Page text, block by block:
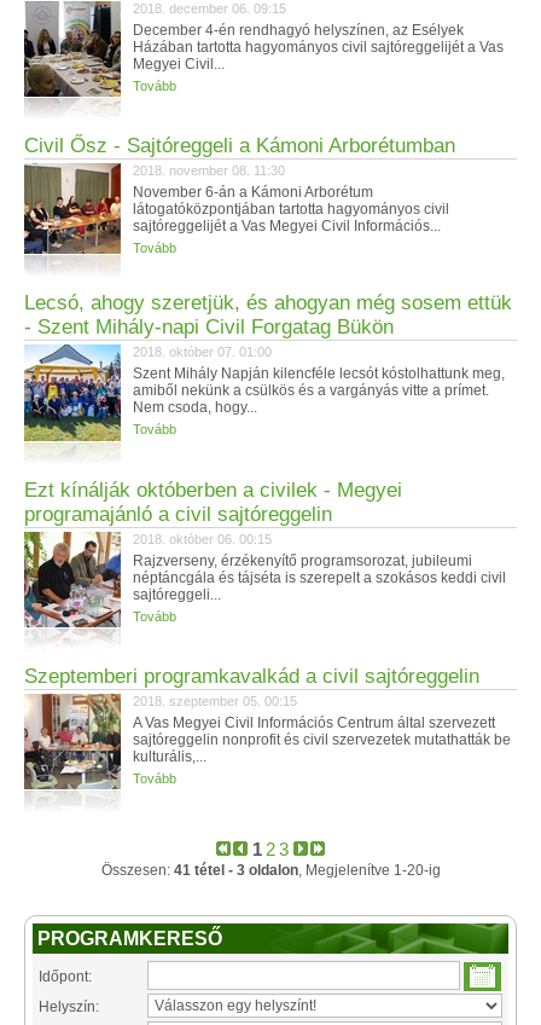
2018. december 06. 09:15
December 4-én rendhagyó helyszínen, az Esélyek
Házában tartotta hagyományos civil sajtóreggelijét a Vas
Megyei Civil...
Tovább
Civil Ősz - Sajtóreggeli a Kámoni Arborétumban
2018. november 08. 11:30
November 6-án a Kámoni Arborétum
látogatóközpontjában tartotta hagyományos civil
sajtóreggelijét a Vas Megyei Civil Információs...
Tovább
Lecsó, ahogy szeretjük, és ahogyan még sosem ettük
- Szent Mihály-napi Civil Forgatag Bükön
2018. október 07. 01:00
Szent Mihály Napján kilencféle lecsót kóstolhattunk meg,
amiből nekünk a csülkös és a vargányás vitte a prímet.
Nem csoda, hogy...
Tovább
Ezt kínálják októberben a civilek - Megyei
programajánló a civil sajtóreggelin
2018. október 06. 00:15
Rajzverseny, érzékenyítő programsorozat, jubileumi
néptáncgála és tájséta is szerepelt a szokásos keddi civil
sajtóreggeli...
Tovább
Szeptemberi programkavalkád a civil sajtóreggelin
2018. szeptember 05. 00:15
A Vas Megyei Civil Információs Centrum által szervezett
sajtóreggelin nonprofit és civil szervezetek mutathatták be
kulturális,...
Tovább
1 23
Összesen: 41 tétel - 3 oldalon, Megjelenítve 1-20-ig
PROGRAMKERESŐ
Időpont:
Helyszín: